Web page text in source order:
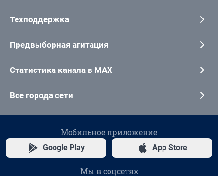
Техподдержка
Предвыборная агитация
Статистика канала в MAX
Все города сети
Мобильное приложение
Google Play App Store
Мы в соцсетях